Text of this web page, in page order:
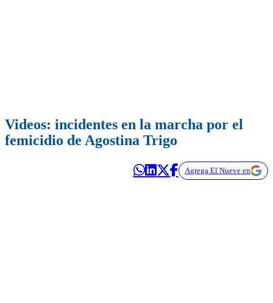
Videos: incidentes en la marcha por el
femicidio de Agostina Trigo
Agrega El Nueve en